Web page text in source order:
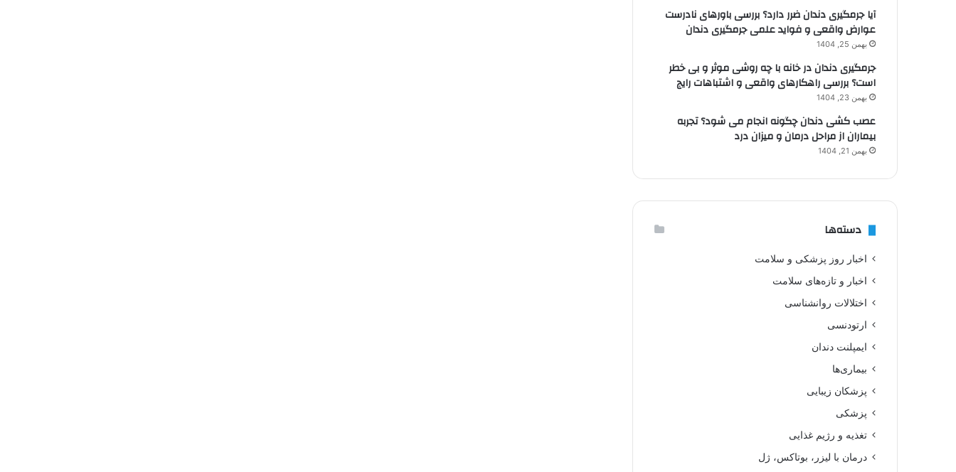
آیا جرمگیری دندان ضرر دارد؟ بررسی باورهای نادرست
عوارض واقعی و فواید علمی جرمگیری دندان
بهمن 25, 1404
جرمگیری دندان در خانه با چه روشی موثر و بی خطر
است؟ بررسی راهکارهای واقعی و اشتباهات رایج
بهمن 23, 1404
عصب کشی دندان چگونه انجام می شود؟ تجربه
بیماران از مراحل درمان و میزان درد
بهمن 21, 1404
دسته‌ها
اخبار روز پزشکی و سلامت
اخبار و تازه‌های سلامت
اختلالات روانشناسی
ارتودنسی
ایمپلنت دندان
بیماری‌ها
پزشکان زیبایی
پزشکی
تغذیه و رژیم غذایی
درمان با لیزر، بوتاکس، ژل